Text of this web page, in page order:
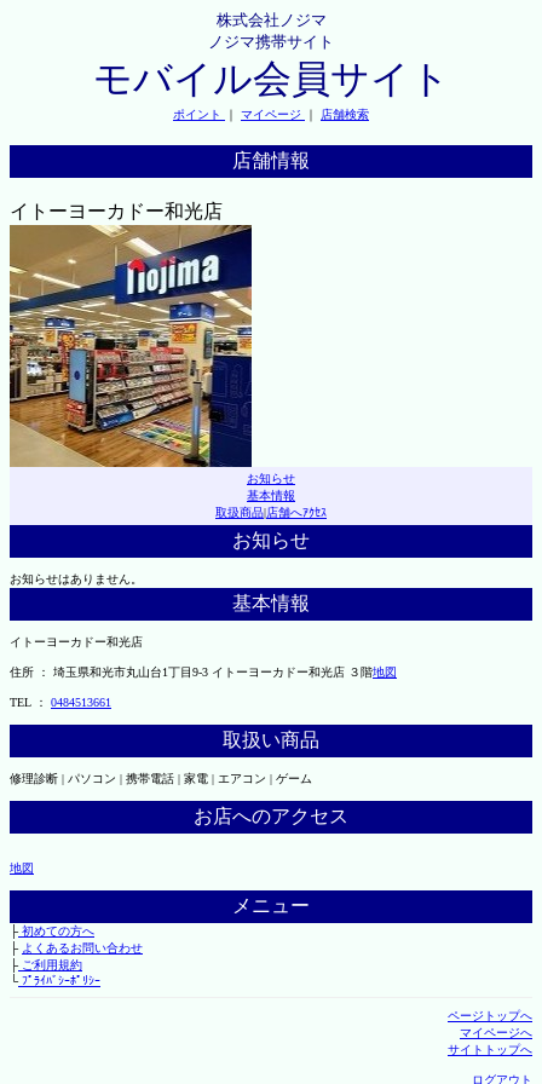
株式会社ノジマ
ノジマ携帯サイト
モバイル会員サイト
ポイント ｜ マイページ ｜ 店舗検索
店舗情報
イトーヨーカドー和光店
お知らせ
基本情報
取扱商品|店舗へｱｸｾｽ
お知らせ
お知らせはありません。
基本情報
イトーヨーカドー和光店
住所 ： 埼玉県和光市丸山台1丁目9-3 イトーヨーカドー和光店 ３階地図
TEL ： 0484513661
取扱い商品
修理診断 | パソコン | 携帯電話 | 家電 | エアコン | ゲーム
お店へのアクセス
地図
メニュー
├初めての方へ
├ よくあるお問い合わせ
├ご利用規約
└ﾌﾟﾗｲﾊﾞｼｰﾎﾟﾘｼｰ
ページトップへ
マイページへ
サイトトップへ
ログアウト